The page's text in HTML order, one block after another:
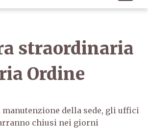
straordinaria
Ordine
della sede, gli uffici
chiusi nei giorni